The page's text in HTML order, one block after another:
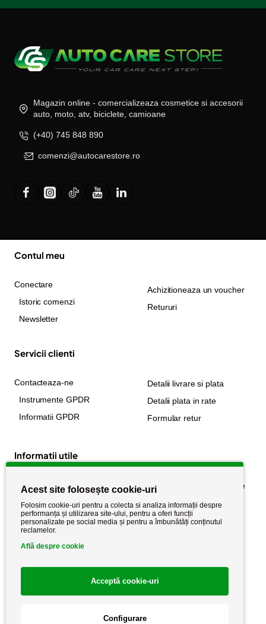
Magazin online - comercializeaza cosmetice si accesorii
auto, moto, atv, biciclete, camioane
(+40) 745 848 890
comenzi@autocarestore.ro
Contul meu
Conectare
Istoric comenzi
Newsletter
Achizitioneaza un voucher
Retururi
Servicii clienti
Contacteaza-ne
Instrumente GPDR
Informatii GPDR
Detalii livrare si plata
Detalii plata in rate
Formular retur
Informatii utile
Despre noi
Stiri si noutati
Politica de cookie
Politica de confidențialitate
Politica de retur
Termeni si conditii
Acest site folosește cookie-uri
Folosim cookie-uri pentru a colecta si analiza informații despre
performanța și utilizarea site-ului, pentru a oferi funcții
personalizate pe social media și pentru a îmbunătăți conținutul
reclamelor.
Află despre cookie
Acceptă cookie-uri
Configurare